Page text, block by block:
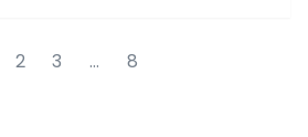
zawsze dba o swoją
której partnerzy szanują
2 3 … 8